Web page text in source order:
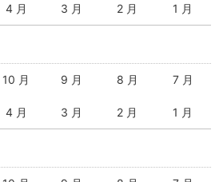
4 月 3 月 2 月 1 月
10 月 9 月 8 月 7 月
4 月 3 月 2 月 1 月